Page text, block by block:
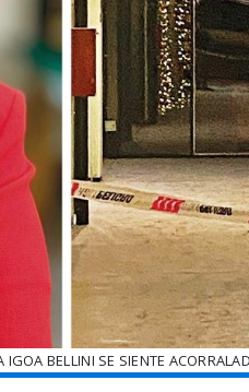
BELLINI SE SIENTE